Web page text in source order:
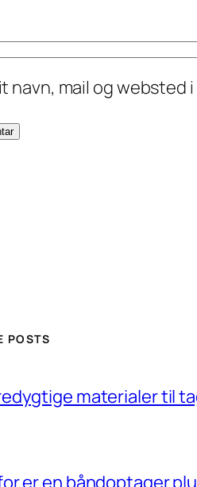
navn, mail og
POSTS
materialer til